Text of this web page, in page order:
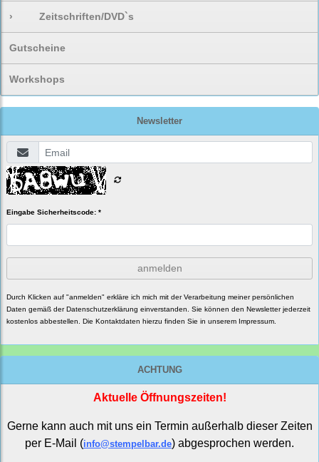
› Zeitschriften/DVD`s
Gutscheine
Workshops
Newsletter
Eingabe Sicherheitscode: *
anmelden
Durch Klicken auf "anmelden" erkläre ich mich mit der Verarbeitung meiner persönlichen
Daten gemäß der Datenschutzerklärung einverstanden. Sie können den Newsletter jederzeit
kostenlos abbestellen. Die Kontaktdaten hierzu finden Sie in unserem Impressum.
ACHTUNG
Aktuelle Öffnungszeiten!
Gerne kann auch mit uns ein Termin außerhalb dieser Zeiten
per E-Mail (info@stempelbar.de) abgesprochen werden.